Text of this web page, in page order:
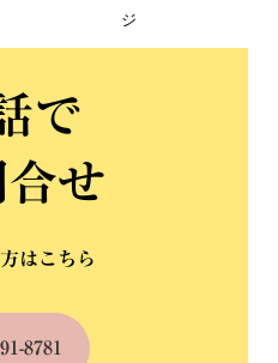
ジ
で
合せ
はこちら
8781